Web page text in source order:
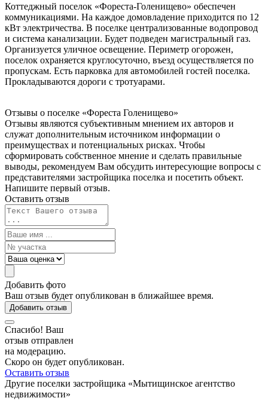
Коттеджный поселок «Фореста-Голенищево» обеспечен
коммуникациями. На каждое домовладение приходится по 12
кВт электричества. В поселке централизованные водопровод
и система канализации. Будет подведен магистральный газ.
Организуется уличное освещение. Периметр огорожен,
поселок охраняется круглосуточно, въезд осуществляется по
пропускам. Есть парковка для автомобилей гостей поселка.
Прокладываются дороги с тротуарами.
Отзывы о поселке «Фореста Голенищево»
Отзывы являются субъективным мнением их авторов и
служат дополнительным источником информации о
преимуществах и потенциальных рисках. Чтобы
сформировать собственное мнение и сделать правильные
выводы, рекомендуем Вам обсудить интересующие вопросы с
представителями застройщика поселка и посетить объект.
Напишите первый отзыв.
Оставить отзыв
Добавить фото
Ваш отзыв будет опубликован в ближайшее время.
Добавить отзыв
Спасибо! Ваш
отзыв отправлен
на модерацию.
Скоро он будет опубликован.
Оставить отзыв
Другие поселки застройщика «Мытищинское агентство
недвижимости»